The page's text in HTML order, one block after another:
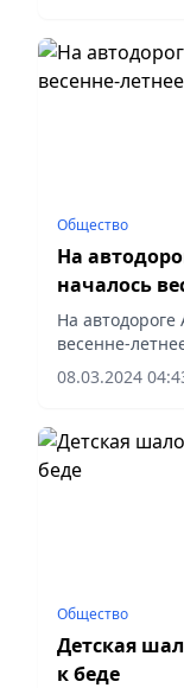
Общество
На
началось
На
весенне-
КазАвтоЖол.
08.03.2024
Общество
Детская
к беде